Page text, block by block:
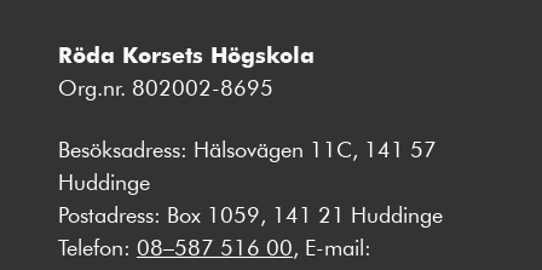
Röda Korsets Högskola
Org.nr. 802002-8695
Besöksadress: Hälsovägen 11C, 141 57
Huddinge
Postadress: Box 1059, 141 21 Huddinge
Telefon: 08–587 516 00, E-mail: